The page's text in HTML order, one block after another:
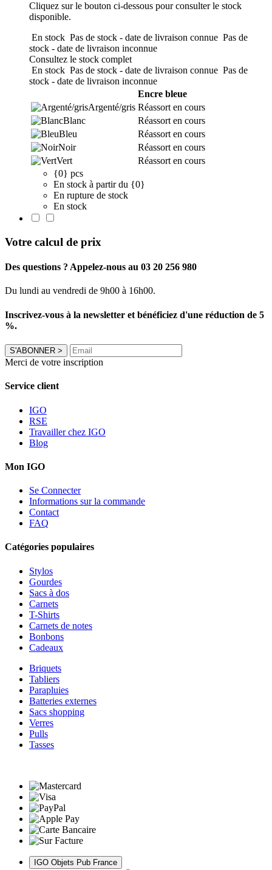
Cliquez sur le bouton ci-dessous pour consulter le stock
disponible.
En stock Pas de stock - date de livraison connue Pas de
stock - date de livraison inconnue
Consultez le stock complet
En stock Pas de stock - date de livraison connue Pas de
stock - date de livraison inconnue
Encre bleue
Argenté/gris Réassort en cours
Blanc
Réassort en cours
Bleu
Réassort en cours
Noir
Réassort en cours
Vert
Réassort en cours
{0} pcs
En stock à partir du {0}
En rupture de stock
En stock
Votre calcul de prix
Des questions ? Appelez-nous au 03 20 256 980
Du lundi au vendredi de 9h00 à 16h00.
Inscrivez-vous à la newsletter et bénéficiez d'une réduction de 5
%.
S'ABONNER >
Merci de votre inscription
Service client
IGO
RSE
Travailler chez IGO
Blog
Mon IGO
Se Connecter
Informations sur la commande
Contact
FAQ
Catégories populaires
Stylos
Gourdes
Sacs à dos
Carnets
T-Shirts
Carnets de notes
Bonbons
Cadeaux
Briquets
Tabliers
Parapluies
Batteries externes
Sacs shopping
Verres
Pulls
Tasses
IGO Objets Pub France